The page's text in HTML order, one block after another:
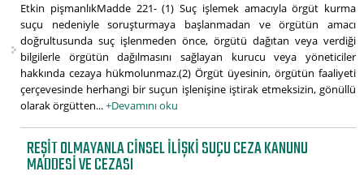
Etkin pişmanlıkMadde 221- (1) Suç işlemek amacıyla örgüt kurma
suçu nedeniyle soruşturmaya başlanmadan ve örgütün amacı
doğrultusunda suç işlenmeden önce, örgütü dağıtan veya verdiği
bilgilerle örgütün dağılmasını sağlayan kurucu veya yöneticiler
hakkında cezaya hükmolunmaz.(2) Örgüt üyesinin, örgütün faaliyeti
çerçevesinde herhangi bir suçun işlenişine iştirak etmeksizin, gönüllü
olarak örgütten...+Devamını oku
REŞIT OLMAYANLA CINSEL ILIŞKI SUÇU CEZA KANUNU
MADDESI VE CEZASI